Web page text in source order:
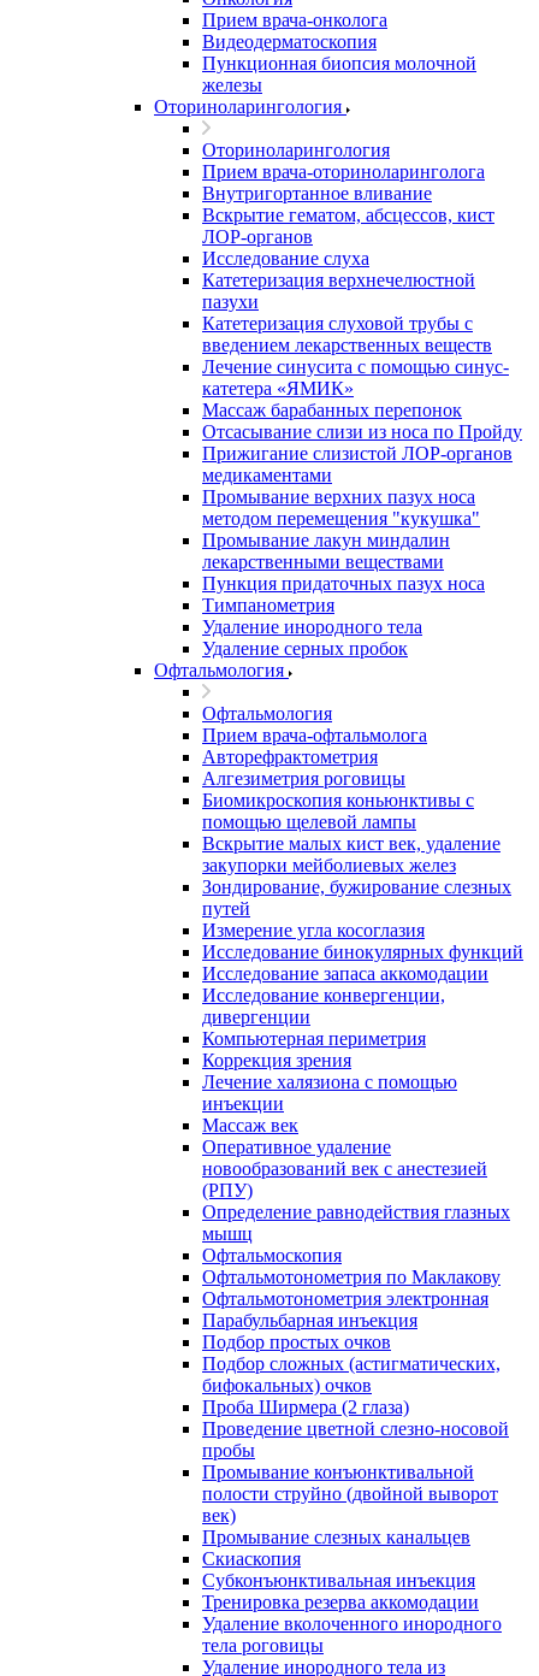
Прием врача-онколога
Видеодерматоскопия
Пункционная биопсия молочной
железы
Оториноларингология
Оториноларингология
Прием врача-оториноларинголога
Внутригортанное вливание
Вскрытие гематом, абсцессов, кист
ЛОР-органов
Исследование слуха
Катетеризация верхнечелюстной
пазухи
Катетеризация слуховой трубы с
введением лекарственных веществ
Лечение синусита с помощью синус-
катетера «ЯМИК»
Массаж барабанных перепонок
Отсасывание слизи из носа по Пройду
Прижигание слизистой ЛОР-органов
медикаментами
Промывание верхних пазух носа
методом перемещения "кукушка"
Промывание лакун миндалин
лекарственными веществами
Пункция придаточных пазух носа
Тимпанометрия
Удаление инородного тела
Удаление серных пробок
Офтальмология
Офтальмология
Прием врача-офтальмолога
Авторефрактометрия
Алгезиметрия роговицы
Биомикроскопия коньюнктивы с
помощью щелевой лампы
Вскрытие малых кист век, удаление
закупорки мейболиевых желез
Зондирование, бужирование слезных
путей
Измерение угла косоглазия
Исследование бинокулярных функций
Исследование запаса аккомодации
Исследование конвергенции,
дивергенции
Компьютерная периметрия
Коррекция зрения
Лечение халязиона с помощью
инъекции
Массаж век
Оперативное удаление
новообразований век с анестезией
(РПУ)
Определение равнодействия глазных
мышц
Офтальмоскопия
Офтальмотонометрия по Маклакову
Офтальмотонометрия электронная
Парабульбарная инъекция
Подбор простых очков
Подбор сложных (астигматических,
бифокальных) очков
Проба Ширмера (2 глаза)
Проведение цветной слезно-носовой
пробы
Промывание конъюнктивальной
полости струйно (двойной выворот
век)
Промывание слезных канальцев
Скиаскопия
Субконъюнктивальная инъекция
Тренировка резерва аккомодации
Удаление вколоченного инородного
тела роговицы
Удаление инородного тела из